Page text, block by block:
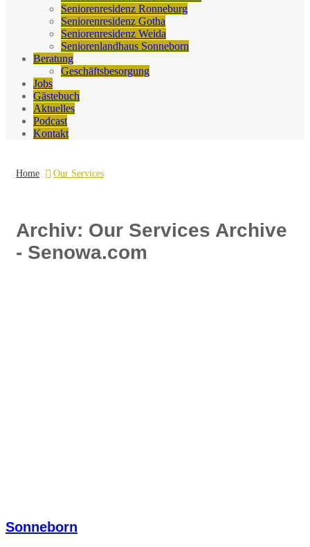
Seniorenresidenz Ronneburg
Seniorenresidenz Gotha
Seniorenresidenz Weida
Seniorenlandhaus Sonneborn
Beratung
Geschäftsbesorgung
Jobs
Gästebuch
Aktuelles
Podcast
Kontakt
Home Our Services
Archiv: Our Services Archive
- Senowa.com
Sonneborn